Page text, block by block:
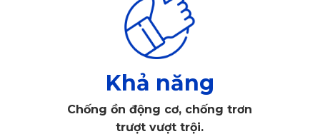
Khả năng
Chống ồn động cơ, chống trơn
trượt vượt trội.